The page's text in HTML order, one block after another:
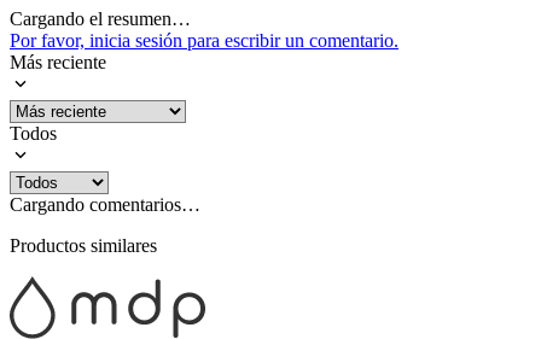
Cargando el resumen…
Por favor, inicia sesión para escribir un comentario.
Más reciente
Todos
Cargando comentarios…
Productos similares